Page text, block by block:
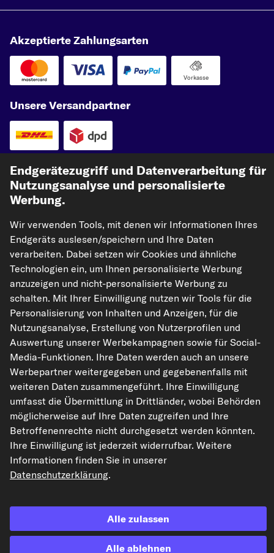
Akzeptierte Zahlungsarten
Vorkasse
Unsere Versandpartner
kfzteile24.de carpardoo.nl
carpardoo.fr
carpardoo.dk
Die hier dargestellten Daten, insbesondere die gesamte Datenbank, dürfen
nicht vervielfältigt werden. Die Vervielfältigung und Verbreitung der Daten und
der Datenbank ohne vorherige Einwilligung von TecAlliance und/oder die
Einbeziehung Dritter in solche Aktivitäten ist streng verboten. Jegliche
unautorisierte Nutzung von Inhalten stellt eine Verletzung des Urheberrechts
dar und kann rechtliche Schritte nach sich ziehen.
Vertrag widerrufen
© 2026 kfzteile24 GmbH - Alle Rechte vorbehalten.
Endgerätezugriff und Datenverarbeitung für
Nutzungsanalyse und personalisierte
Werbung.
Wir verwenden Tools, mit denen wir Informationen Ihres
Endgeräts auslesen/speichern und Ihre Daten
verarbeiten. Dabei setzen wir Cookies und ähnliche
Technologien ein, um Ihnen personalisierte Werbung
anzuzeigen und nicht-personalisierte Werbung zu
schalten. Mit Ihrer Einwilligung nutzen wir Tools für die
Personalisierung von Inhalten und Anzeigen, für die
Nutzungsanalyse, Erstellung von Nutzerprofilen und
Auswertung unserer Werbekampagnen sowie für Social-
Media-Funktionen. Ihre Daten werden auch an unsere
Werbepartner weitergegeben und gegebenenfalls mit
weiteren Daten zusammengeführt. Ihre Einwilligung
umfasst die Übermittlung in Drittländer, wobei Behörden
möglicherweise auf Ihre Daten zugreifen und Ihre
Betroffenenrechte nicht durchgesetzt werden könnten.
Ihre Einwilligung ist jederzeit widerrufbar. Weitere
Informationen finden Sie in unserer
Datenschutzerklärung.
Alle zulassen
Alle ablehnen